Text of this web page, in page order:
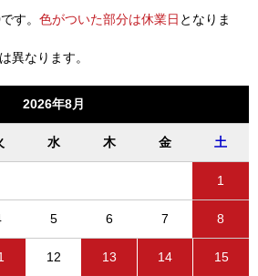
す。 色がついた部分は休業日 となりま
異なります。
2026年8月
水 木 金 土
1
5 6 7 8
12 13 14 15